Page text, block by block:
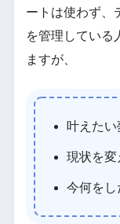
ートは使わず、
を管理している
ますが、
叶えたい
現状を変
今何をし